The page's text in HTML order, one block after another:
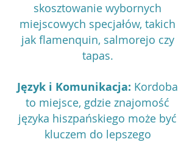
skosztowanie wybornych
miejscowych specjałów, takich
jak flamenquin, salmorejo czy
tapas.
Język i Komunikacja: Kordoba
to miejsce, gdzie znajomość
języka hiszpańskiego może być
kluczem do lepszego